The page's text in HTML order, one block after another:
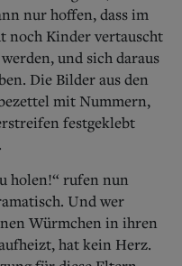
nur hoffen, dass im
noch Kinder vertauscht
und sich daraus
Die Bilder aus den
mit Nummern,
festgeklebt
holen!“ rufen nun
Und wer
Würmchen in ihren
hat kein Herz.